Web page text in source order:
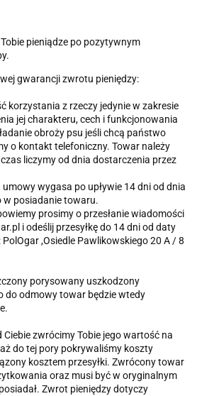
pieniądze po pozytywnym
gwarancji zwrotu pieniędzy:
korzystania z rzeczy jedynie w zakresie
jej charakteru, cech i funkcjonowania
obroży psu jeśli chcą państwo
o kontakt telefoniczny. Towar należy
liczymy od dnia dostarczenia przez
wygasa po upływie 14 dni od dnia
posiadanie towaru.
prosimy o przesłanie wiadomości
i odeślij przesyłkę do 14 dni od daty
,Osiedle Pawlikowskiego 20 A / 8
porysowany uszkodzony
do odmowy towar będzie wtedy
zwrócimy Tobie jego wartość na
do tej pory pokrywaliśmy koszty
kosztem przesyłki. Zwrócony towar
oraz musi być w oryginalnym
Zwrot pieniędzy dotyczy